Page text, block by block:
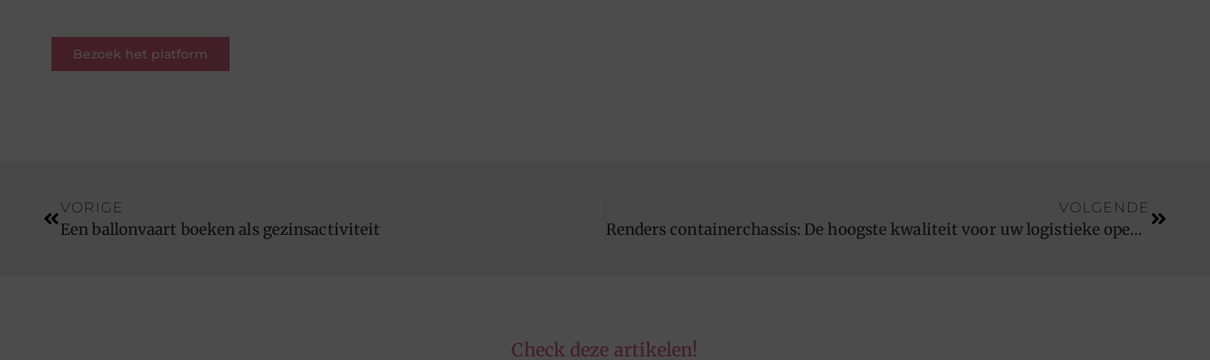
Bezoek het platform
VORIGE
Een ballonvaart boeken als gezinsactiviteit
VOLGENDE
Renders containerchassis: De hoogste kwaliteit voor uw logistieke operaties
Check deze artikelen!